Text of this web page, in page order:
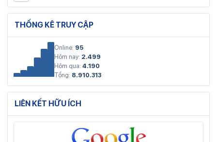
THỐNG KÊ TRUY CẬP
Online: 95
Hôm nay: 2.499
Hôm qua: 4.190
Tổng: 8.910.313
LIÊN KẾT HỮU ÍCH